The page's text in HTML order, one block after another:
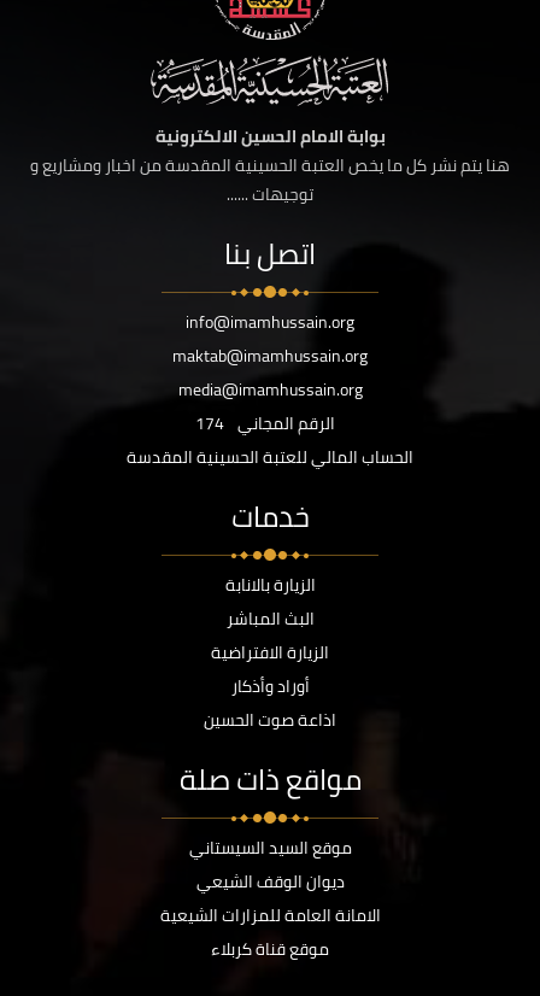
بوابة الامام الحسين الالكترونية
هنا يتم نشر كل ما يخص العتبة الحسينية المقدسة من اخبار ومشاريع و
توجيهات ......
اتصل بنا
info@imamhussain.org
maktab@imamhussain.org
media@imamhussain.org
الرقم المجاني 174
الحساب المالي للعتبة الحسينية المقدسة
خدمات
الزيارة بالانابة
البث المباشر
الزيارة الافتراضية
أوراد وأذكار
اذاعة صوت الحسين
مواقع ذات صلة
موقع السيد السيستاني
ديوان الوقف الشيعي
الامانة العامة للمزارات الشيعية
موقع قناة كربلاء